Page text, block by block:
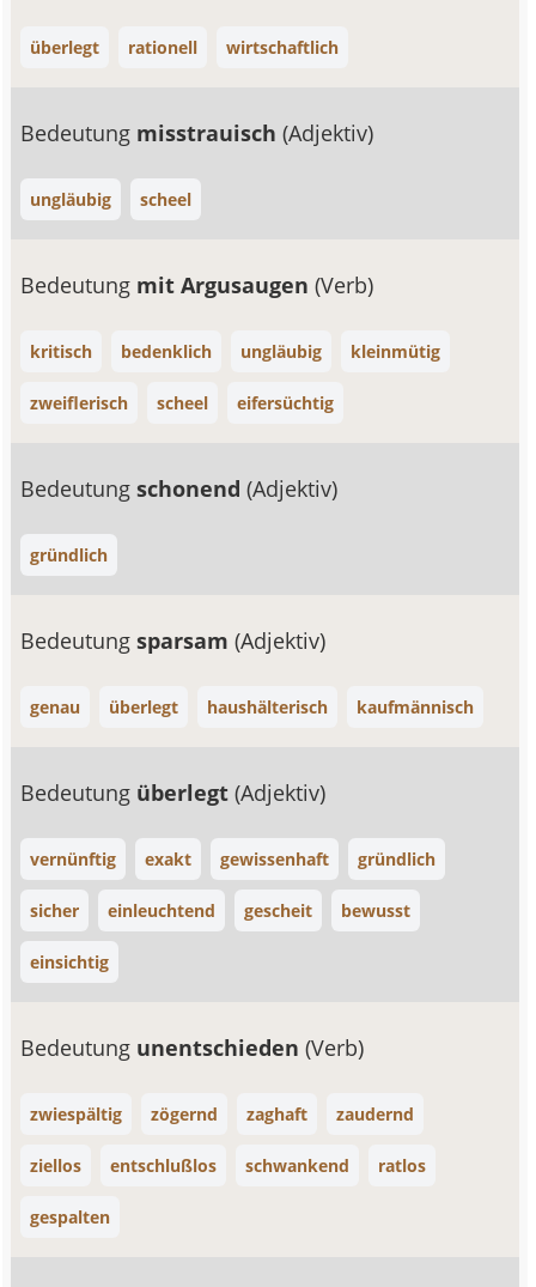
überlegt rationell wirtschaftlich
Bedeutung misstrauisch(Adjektiv)
ungläubig scheel
Bedeutung mit Argusaugen(Verb)
kritisch bedenklich ungläubig kleinmütig
zweiflerisch scheel eifersüchtig
Bedeutungschonend(Adjektiv)
gründlich
Bedeutungsparsam(Adjektiv)
genau überlegt haushälterisch kaufmännisch
Bedeutung überlegt(Adjektiv)
vernünftig exakt gewissenhaft gründlich
sicher einleuchtend gescheit bewusst
einsichtig
Bedeutung unentschieden(Verb)
zwiespältig zögernd zaghaft zaudernd
ziellos entschlußlos schwankend ratlos
gespalten